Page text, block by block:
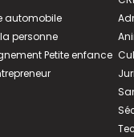
automobile
personne
Petite enfance